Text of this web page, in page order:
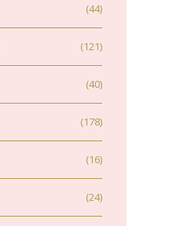
(44)
(121)
(40)
(178)
(16)
(24)